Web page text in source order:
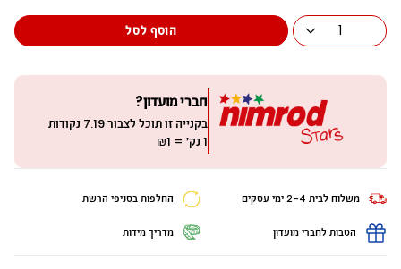
ה
1 הוסף לסל
חברי מועדון?
בקנייה זו תוכל לצבור7.19 נקודות
1 נק׳ = ₪1
משלוח לבית 2-4 ימי עסקים החלפות בסניפי הרשת
הטבות לחברי מועדון מדריך מידות